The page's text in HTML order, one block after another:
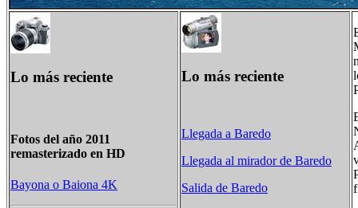
Lo más reciente
Fotos del año 2011
remasterizado en HD
Bayona o Baiona 4K
Lo más reciente
Llegada a Baredo
Llegada al mirador de Baredo
Salida de Baredo